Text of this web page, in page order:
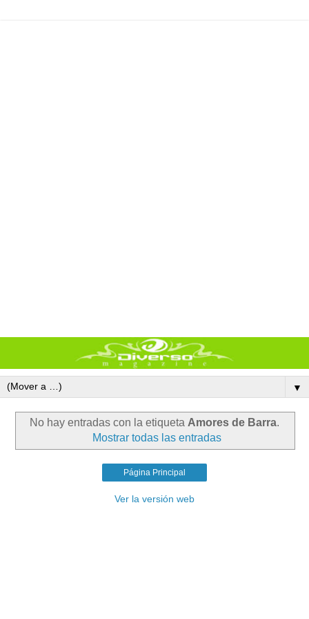
▼
No hay entradas con la etiqueta Amores de Barra.
Mostrar todas las entradas
Página Principal
Ver la versión web